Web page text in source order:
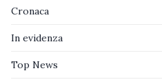
Cronaca
In evidenza
Top News